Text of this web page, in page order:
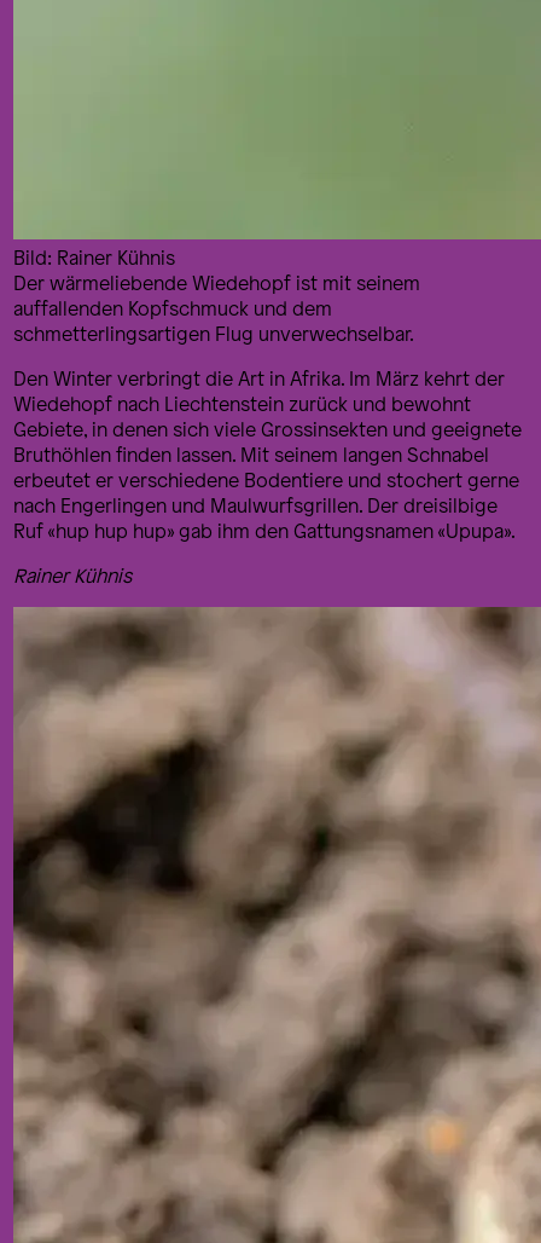
Bild: Rainer Kühnis
Der wärmeliebende Wiedehopf ist mit seinem
auffallenden Kopfschmuck und dem
schmetterlingsartigen Flug unverwechselbar.
Den Winter verbringt die Art in Afrika. Im März kehrt der
Wiedehopf nach Liechtenstein zurück und bewohnt
Gebiete, in denen sich viele Grossinsekten und geeignete
Bruthöhlen finden lassen. Mit seinem langen Schnabel
erbeutet er verschiedene Bodentiere und stochert gerne
nach Engerlingen und Maulwurfsgrillen. Der dreisilbige
Ruf «hup hup hup» gab ihm den Gattungsnamen «Upupa».
Rainer Kühnis